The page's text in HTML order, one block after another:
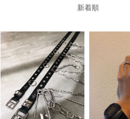
新着順